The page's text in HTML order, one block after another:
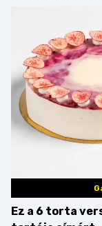
Ez a 6 torta